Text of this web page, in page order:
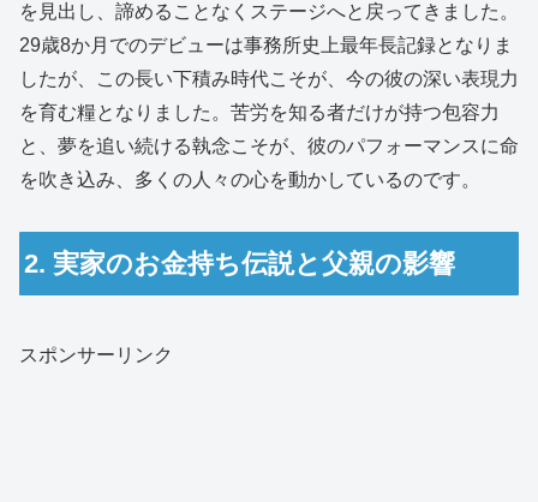
を見出し、諦めることなくステージへと戻ってきました。
29歳8か月でのデビューは事務所史上最年長記録となりま
したが、この長い下積み時代こそが、今の彼の深い表現力
を育む糧となりました。苦労を知る者だけが持つ包容力
と、夢を追い続ける執念こそが、彼のパフォーマンスに命
を吹き込み、多くの人々の心を動かしているのです。
2. 実家のお金持ち伝説と父親の影響
スポンサーリンク